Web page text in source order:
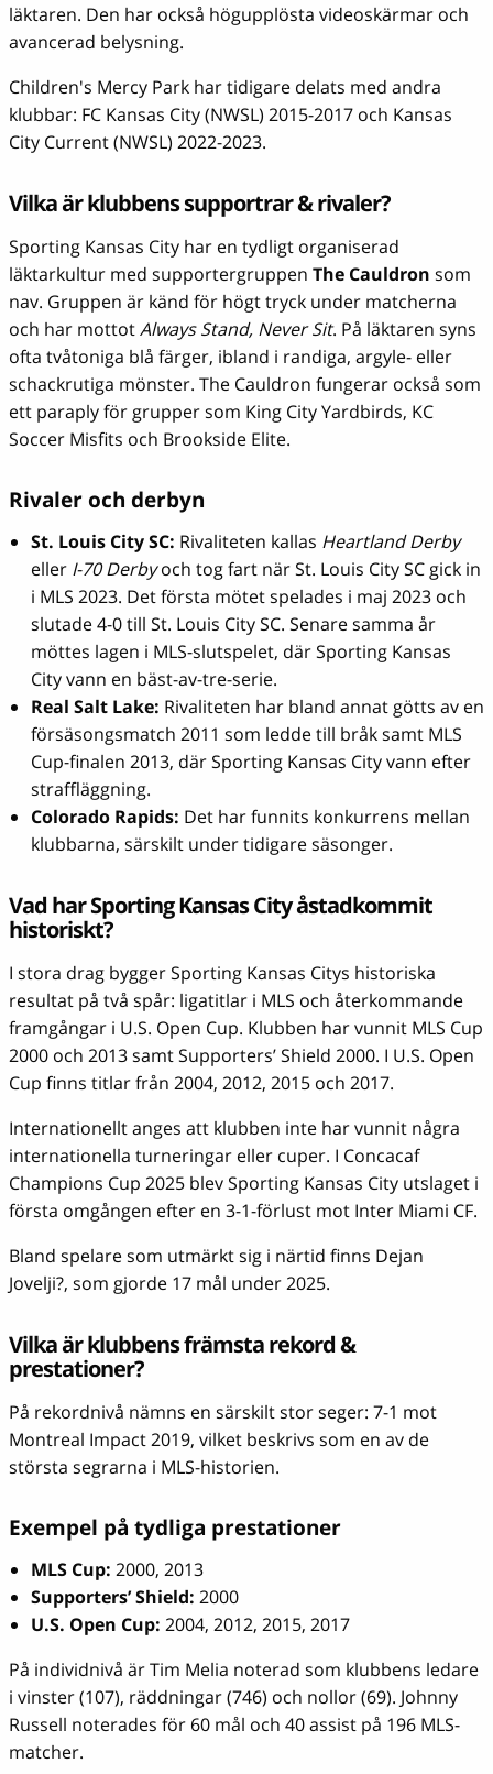
läktaren. Den har också högupplösta videoskärmar och
avancerad belysning.
Children's Mercy Park har tidigare delats med andra
klubbar: FC Kansas City (NWSL) 2015-2017 och Kansas
City Current (NWSL) 2022-2023.
Vilka är klubbens supportrar & rivaler?
Sporting Kansas City har en tydligt organiserad
läktarkultur med supportergruppen The Cauldron som
nav. Gruppen är känd för högt tryck under matcherna
och har mottotAlways Stand, Never Sit. På läktaren syns
ofta tvåtoniga blå färger, ibland i randiga, argyle- eller
schackrutiga mönster. The Cauldron fungerar också som
ett paraply för grupper som King City Yardbirds, KC
Soccer Misfits och Brookside Elite.
Rivaler och derbyn
St. Louis City SC: Rivaliteten kallas Heartland Derby
eller I-70 Derbyoch tog fart när St. Louis City SC gick in
i MLS 2023. Det första mötet spelades i maj 2023 och
slutade 4-0 till St. Louis City SC. Senare samma år
möttes lagen i MLS-slutspelet, där Sporting Kansas
City vann en bäst-av-tre-serie.
Real Salt Lake: Rivaliteten har bland annat götts av en
försäsongsmatch 2011 som ledde till bråk samt MLS
Cup-finalen 2013, där Sporting Kansas City vann efter
straffläggning.
Colorado Rapids: Det har funnits konkurrens mellan
klubbarna, särskilt under tidigare säsonger.
Vad har Sporting Kansas City åstadkommit
historiskt?
I stora drag bygger Sporting Kansas Citys historiska
resultat på två spår: ligatitlar i MLS och återkommande
framgångar i U.S. Open Cup. Klubben har vunnit MLS Cup
2000 och 2013 samt Supporters’ Shield 2000. I U.S. Open
Cup finns titlar från 2004, 2012, 2015 och 2017.
Internationellt anges att klubben inte har vunnit några
internationella turneringar eller cuper. I Concacaf
Champions Cup 2025 blev Sporting Kansas City utslaget i
första omgången efter en 3-1-förlust mot Inter Miami CF.
Bland spelare som utmärkt sig i närtid finns Dejan
Jovelji?, som gjorde 17 mål under 2025.
Vilka är klubbens främsta rekord &
prestationer?
På rekordnivå nämns en särskilt stor seger: 7-1 mot
Montreal Impact 2019, vilket beskrivs som en av de
största segrarna i MLS-historien.
Exempel på tydliga prestationer
MLS Cup: 2000, 2013
Supporters’ Shield: 2000
U.S. Open Cup: 2004, 2012, 2015, 2017
På individnivå är Tim Melia noterad som klubbens ledare
i vinster (107), räddningar (746) och nollor (69). Johnny
Russell noterades för 60 mål och 40 assist på 196 MLS-
matcher.